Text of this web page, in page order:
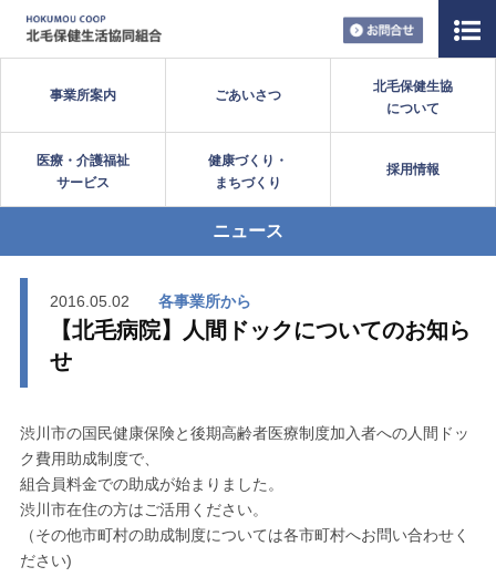
お問い合
事業所案内 ごあいさつ
北毛保健生協
について
医療・介護福祉
サービス
健康づくり・
まちづくり
採用情報
ニュース
2016.05.02 各事業所から
【北毛病院】人間ドックについてのお知ら
せ
渋川市の国民健康保険と後期高齢者医療制度加入者への人間ドッ
ク費用助成制度で、
組合員料金での助成が始まりました。
渋川市在住の方はご活用ください。
（その他市町村の助成制度については各市町村へお問い合わせく
ださい)